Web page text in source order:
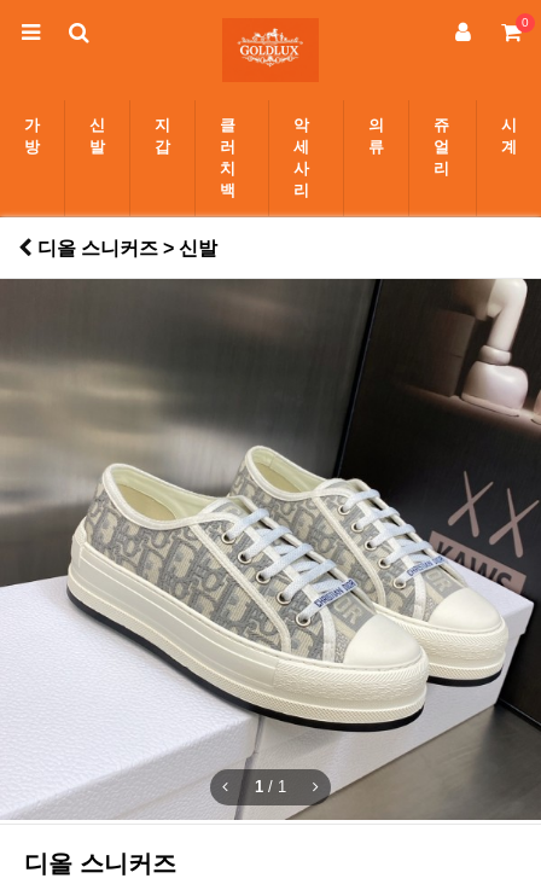
0
가
방
신
발
지
갑
클
러
치
백
악
세
사
리
의
류
쥬
얼
리
시
계
디올 스니커즈 > 신발
1 / 1
디올 스니커즈